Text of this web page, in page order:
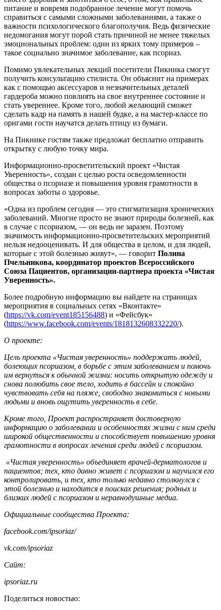
питание и вовремя подобранное лечение могут помочь
справиться с самыми сложными заболеваниями, а также о
важности психологического благополучия. Ведь физические
недомогания могут порой стать причиной не менее тяжелых
эмоциональных проблем: один из ярких тому примеров –
такое социально значимое заболевание, как псориаз.
Помимо увлекательных лекций посетители Пикника смогут
получить консультацию стилиста. Он объяснит на примерах
как с помощью аксессуаров и незначительных деталей
гардероба можно повлиять на свое внутреннее состояние и
стать увереннее. Кроме того, любой желающий сможет
сделать кадр на память в нашей будке, а на мастер-классе по
оригами гости научатся делать птицу из бумаги.
На Пикнике гостям также предложат бесплатно отправить
открытку с любую точку мира.
Информационно-просветительский проект «Чистая
Уверенность», создан с целью роста осведомленности
общества о псориазе и повышения уровня грамотности в
вопросах заботы о здоровье.
«Одна из проблем сегодня — это стигматизация хронических
заболеваний. Многие просто не знают природы болезней, как
в случае с псориазом, — он ведь не заразен. Поэтому
значимость информационно-просветительских мероприятий
нельзя недооценивать. И для общества в целом, и для людей,
которые с этой болезнью живут», — говорит Полина
Пчельникова, координатор проектов Всероссийского
Союза Пациентов, организации-партнера проекта «Чистая
Уверенность».
Более подробную информацию вы найдете на страницах
мероприятия в социальных сетях «Вконтакте»
(https://vk.com/event185156488) и «Фейсбук»
(https://www.facebook.com/events/1818132608332220/).
О проекте:
Цель проекта «Чистая уверенность» поддержать людей,
болеющих псориазом, в борьбе с этим заболеванием и помочь
им вернуться к обычной жизни: носить открытую одежду и
снова полюбить свое тело, ходить в бассейн и спокойно
чувствовать себя на пляже, свободно знакомиться с новыми
людьми и вновь ощутить уверенность в себе.
Кроме того, Проект распространяет достоверную
информацию о заболевании и особенностях жизни с ним среди
широкой общественности и способствует повышению уровня
грамотности в вопросах лечения среди людей с псориазом.
«Чистая уверенность» объединяет врачей-дерматологов и
пациентов; тех, кто давно живет с псориазом и научился его
контролировать, и тех, кто только недавно столкнулся с
этой болезнью и находится в поисках решения; родных и
близких людей с псориазом и неравнодушные медиа.
Официальные сообщества Проекта:
facebook.com/ipsoriaz/
vk.com/ipsoriaz
Cайт:
ipsoriaz.ru
Поделиться новостью: